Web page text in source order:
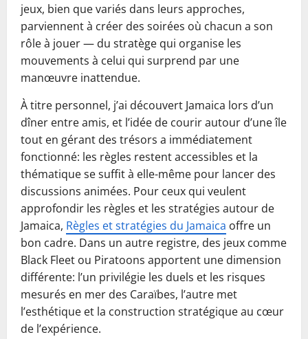
jeux, bien que variés dans leurs approches,
parviennent à créer des soirées où chacun a son
rôle à jouer — du stratège qui organise les
mouvements à celui qui surprend par une
manœuvre inattendue.
À titre personnel, j’ai découvert Jamaica lors d’un
dîner entre amis, et l’idée de courir autour d’une île
tout en gérant des trésors a immédiatement
fonctionné: les règles restent accessibles et la
thématique se suffit à elle-même pour lancer des
discussions animées. Pour ceux qui veulent
approfondir les règles et les stratégies autour de
Jamaica, Règles et stratégies du Jamaica offre un
bon cadre. Dans un autre registre, des jeux comme
Black Fleet ou Piratoons apportent une dimension
différente: l’un privilégie les duels et les risques
mesurés en mer des Caraïbes, l’autre met
l’esthétique et la construction stratégique au cœur
de l’expérience.